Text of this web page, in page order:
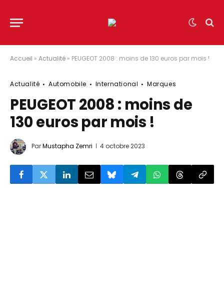
Accueil » Actualité » PEUGEOT 2008 : moins de 130 euros par mois !
Actualité Automobile International Marques
PEUGEOT 2008 : moins de
130 euros par mois !
ParMustapha Zemri 4 octobre 2023